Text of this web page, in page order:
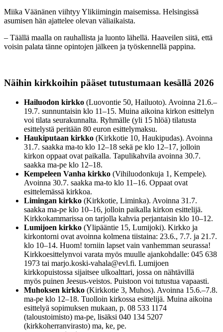
Miika Väänänen viihtyy Ylikiimingin maisemissa. Helsingissä
asumisen hän ajattelee olevan väliaikaista.
– Täällä maalla on rauhallista ja luonto lähellä. Haaveilen siitä, että
voisin palata tänne opintojen jälkeen ja työskennellä pappina.
Näihin kirkkoihin pääset tutustumaan kesällä 2026
Hailuodon kirkko (Luovontie 50, Hailuoto). Avoinna 21.6.–
19.7. sunnuntaisin klo 11–15. Muina aikoina kirkon esittelyn
voi tilata seurakunnalta. Ryhmälle (yli 15 hlöä) tilatusta
esittelystä peritään 80 euron esittelymaksu.
Haukiputaan kirkko (Kirkkotie 10, Haukipudas). Avoinna
31.7. saakka ma-to klo 12–18 sekä pe klo 12–17, jolloin
kirkon oppaat ovat paikalla. Tapulikahvila avoinna 30.7.
saakka ma-pe klo 12–18.
Kempeleen Vanha kirkko (Vihiluodonkuja 1, Kempele).
Avoinna 30.7. saakka ma-to klo 11–16. Oppaat ovat
esittelemässä kirkkoa.
Limingan kirkko (Kirkkotie, Liminka). Avoinna 31.7.
saakka ma-pe klo 10–16, jolloin paikalla kirkon esittelijä.
Kirkkokammarissa on tarjolla kahvia perjantaisin klo 10–12.
Lumijoen kirkko (Ylipääntie 15, Lumijoki). Kirkko ja
kirkontorni ovat avoinna kolmena tiistaina: 23.6., 7.7. ja 21.7.
klo 10–14. Huom! torniin lapset vain vanhemman seurassa!
Kirkkoesittelynvoi varata myös muulle ajankohdalle: 045 638
1973 tai marjo.koski-vahala@evl.fi. Lumijoen
kirkkopuistossa sijaitsee ulkoalttari, jossa on nähtävillä
myös puinen Jeesus-veistos. Puistoon voi tutustua vapaasti.
Muhoksen kirkko (Kirkkotie 3, Muhos). Avoinna 15.6.–7.8.
ma-pe klo 12–18. Tuolloin kirkossa esittelijä. Muina aikoina
esittelyä sopimuksen mukaan, p. 08 533 1174
(taloustoimisto) ma-pe, lisäksi 040 134 5207
(kirkkoherranvirasto) ma, ke, pe.